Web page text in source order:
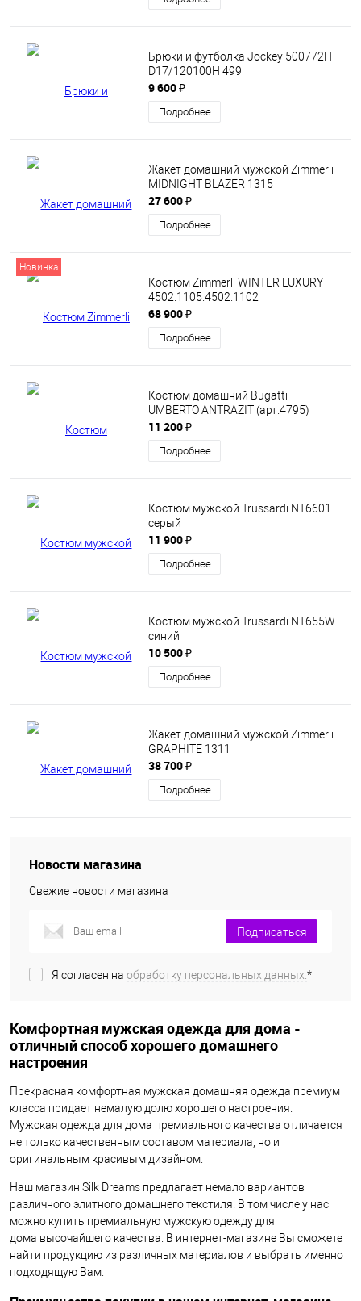
Брюки и футболка Jockey 500772Н
D17/120100H 499
9 600 ₽
Подробнее
Жакет домашний мужской Zimmerli
MIDNIGHT BLAZER 1315
27 600 ₽
Подробнее
Новинка
Костюм Zimmerli WINTER LUXURY
4502.1105.4502.1102
68 900 ₽
Подробнее
Костюм домашний Bugatti
UMBERTO ANTRAZIT (арт.4795)
11 200 ₽
Подробнее
Костюм мужской Trussardi NT6601
серый
11 900 ₽
Подробнее
Костюм мужской Trussardi NT655W
синий
10 500 ₽
Подробнее
Жакет домашний мужской Zimmerli
GRAPHITE 1311
38 700 ₽
Подробнее
Новости магазина
Свежие новости магазина
Подписаться
Я согласен на обработку персональных данных.*
Комфортная мужская одежда для дома -
отличный способ хорошего домашнего
настроения
Прекрасная комфортная мужская домашняя одежда премиум
класса придает немалую долю хорошего настроения.
Мужская одежда для дома премиального качества отличается
не только качественным составом материала, но и
оригинальным красивым дизайном.
Наш магазин Silk Dreams предлагает немало вариантов
различного элитного домашнего текстиля. В том числе у нас
можно купить премиальную мужскую одежду для
дома высочайшего качества. В интернет-магазине Вы сможете
найти продукцию из различных материалов и выбрать именно
подходящую Вам.